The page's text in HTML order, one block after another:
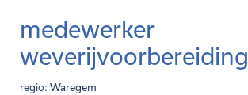
medewerker
weverijvoorbereiding
regio: Waregem